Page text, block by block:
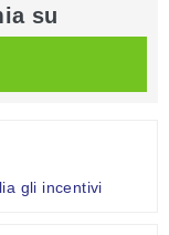
su
gli incentivi